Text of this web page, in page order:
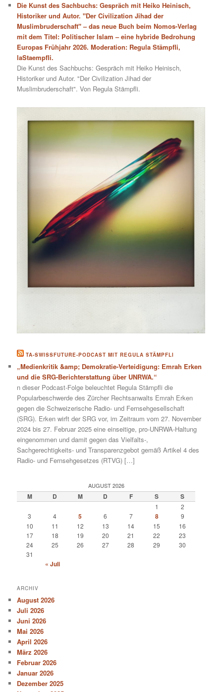
Die Kunst des Sachbuchs: Gespräch mit Heiko Heinisch,
Historiker und Autor. "Der Civilization Jihad der
Muslimbruderschaft" – das neue Buch beim Nomos-Verlag
mit dem Titel: Politischer Islam – eine hybride Bedrohung
Europas Frühjahr 2026. Moderation: Regula Stämpfli,
laStaempfli.
Die Kunst des Sachbuchs: Gespräch mit Heiko Heinisch,
Historiker und Autor. "Der Civilization Jihad der
Muslimbruderschaft". Von Regula Stämpfli.
TA-SWISSFUTURE-PODCAST MIT REGULA STÄMPFLI
„Medienkritik &amp; Demokratie-Verteidigung: Emrah Erken
und die SRG-Berichterstattung über UNRWA.“
n dieser Podcast-Folge beleuchtet Regula Stämpfli die
Popularbeschwerde des Zürcher Rechtsanwalts Emrah Erken
gegen die Schweizerische Radio- und Fernsehgesellschaft
(SRG). Erken wirft der SRG vor, im Zeitraum vom 27. November
2024 bis 27. Februar 2025 eine einseitige, pro-UNRWA-Haltung
eingenommen und damit gegen das Vielfalts-,
Sachgerechtigkeits- und Transparenzgebot gemäß Artikel 4 des
Radio- und Fernsehgesetzes (RTVG) […]
AUGUST 2026
M D M D F S S
1
2
3
4 5 6 7 8
9
10
11 12 13 14 15
16
17
18 19 20 21 22
23
24
25 26 27 28 29
30
31
« Juli
ARCHIV
August 2026
Juli 2026
Juni 2026
Mai 2026
April 2026
März 2026
Februar 2026
Januar 2026
Dezember 2025